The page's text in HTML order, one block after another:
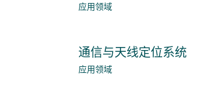
应用领域
通信与天线定位系统
应用领域